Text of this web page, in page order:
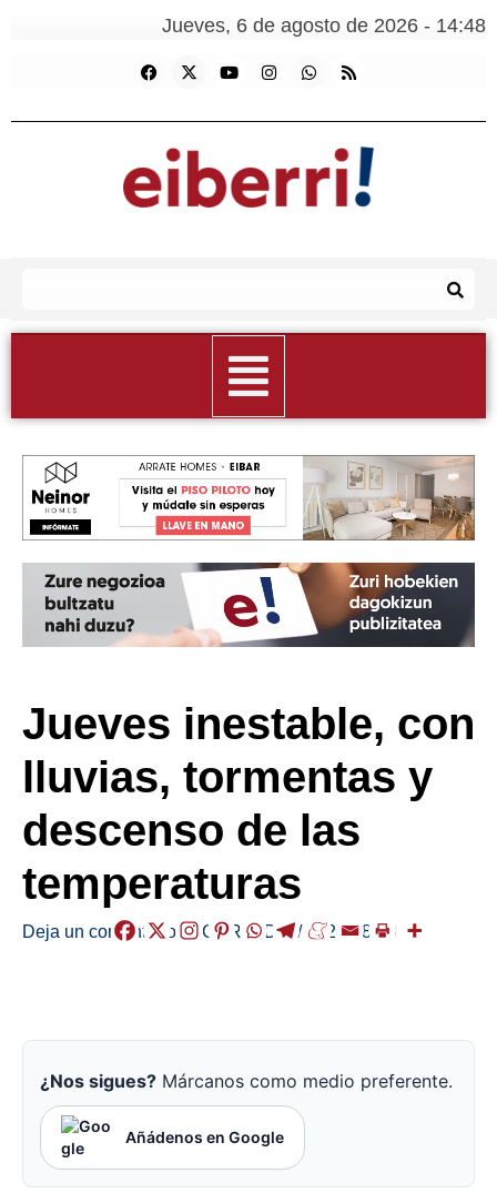
Jueves, 6 de agosto de 2026 - 14:48
Jueves inestable, con
lluvias, tormentas y
descenso de las
temperaturas
Deja un comentario /EGURALDIA/ 2024-08-29
¿Nos sigues? Márcanos como medio preferente.
Añádenos en Google